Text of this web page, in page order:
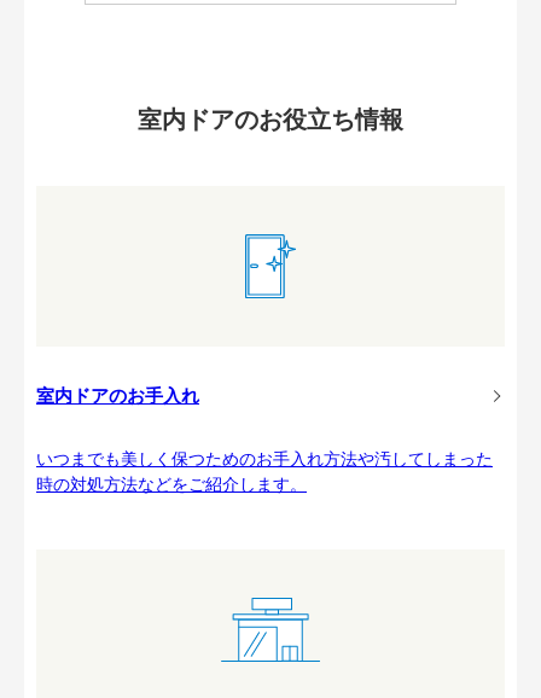
室内ドアのお役立ち情報
室内ドアのお手入れ
いつまでも美しく保つためのお手入れ方法や汚してしまった
時の対処方法などをご紹介します。